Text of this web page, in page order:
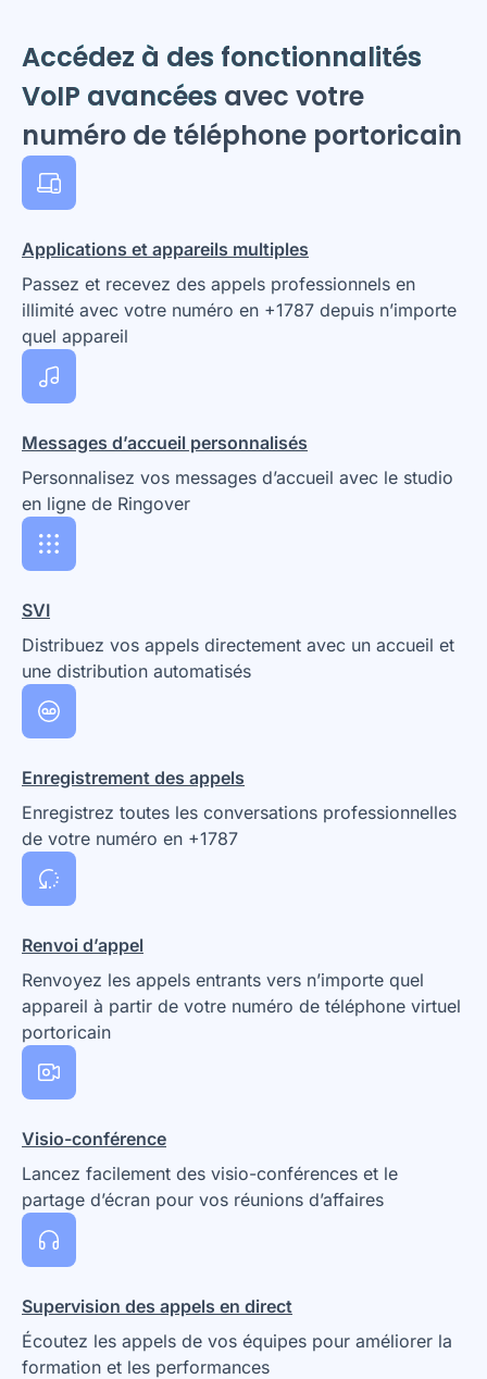
Accédez à des fonctionnalités
VoIP avancées avec votre
numéro de téléphone portoricain
Applications et appareils multiples
Passez et recevez des appels professionnels en
illimité avec votre numéro en +1787 depuis n’importe
quel appareil
Messages d’accueil personnalisés
Personnalisez vos messages d’accueil avec le studio
en ligne de Ringover
SVI
Distribuez vos appels directement avec un accueil et
une distribution automatisés
Enregistrement des appels
Enregistrez toutes les conversations professionnelles
de votre numéro en +1787
Renvoi d’appel
Renvoyez les appels entrants vers n’importe quel
appareil à partir de votre numéro de téléphone virtuel
portoricain
Visio-conférence
Lancez facilement des visio-conférences et le
partage d’écran pour vos réunions d’affaires
Supervision des appels en direct
Écoutez les appels de vos équipes pour améliorer la
formation et les performances